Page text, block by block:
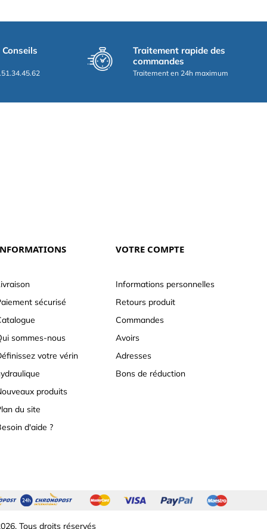
Traitement rapide des
commandes
Traitement en 24h maximum
sécurisé
sommes-nous
votre vérin
produits
du site
d'aide ?
VOTRE COMPTE
Informations personnelles
Retours produit
Commandes
Avoirs
Adresses
Bons de réduction
Tous droits réservés